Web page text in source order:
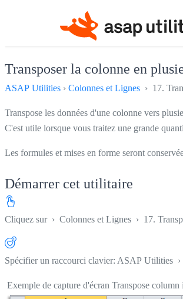
Transposer la colonne en
ASAP Utilities › Colonnes et Lignes › 17.
Transpose les données d'une colonne vers
C'est utile lorsque vous traitez une grande
Les formules et mises en forme seront
Démarrer cet utilitaire
Cliquez sur › Colonnes et Lignes › 17.
Spécifier un raccourci clavier: ASAP Utilities ›
Exemple de capture d'écran Transpose